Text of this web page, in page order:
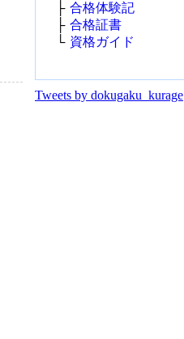
├ 合格体験記
├ 合格証書
└ 資格ガイド
Tweets by dokugaku_kurage